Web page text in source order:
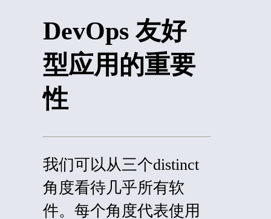
DevOps 友好
型应用的重要
性
我们可以从三个distinct
角度看待几乎所有软
件。每个角度代表使用